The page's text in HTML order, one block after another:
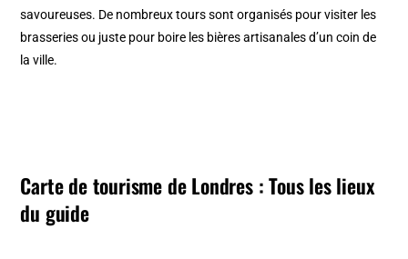
savoureuses. De nombreux tours sont organisés pour visiter les
brasseries ou juste pour boire les bières artisanales d’un coin de
la ville.
Carte de tourisme de Londres : Tous les lieux
du guide